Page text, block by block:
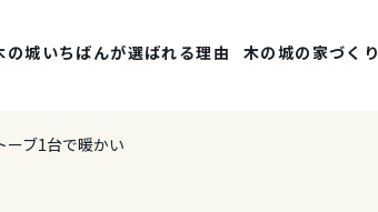
の城いちばんが選ばれる理由 木の城の家づくり
ブ1台で暖かい